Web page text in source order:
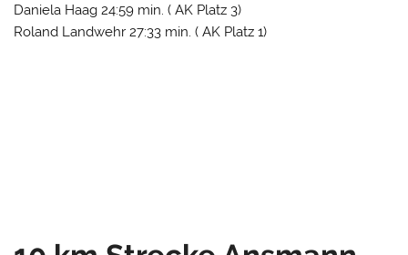
Daniela Haag 24:59 min. ( AK Platz 3)
Roland Landwehr 27:33 min. ( AK Platz 1)